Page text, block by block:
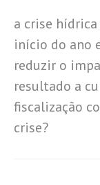
a crise hídrica
início do ano
reduzir o
resultado a
fiscalização
crise?